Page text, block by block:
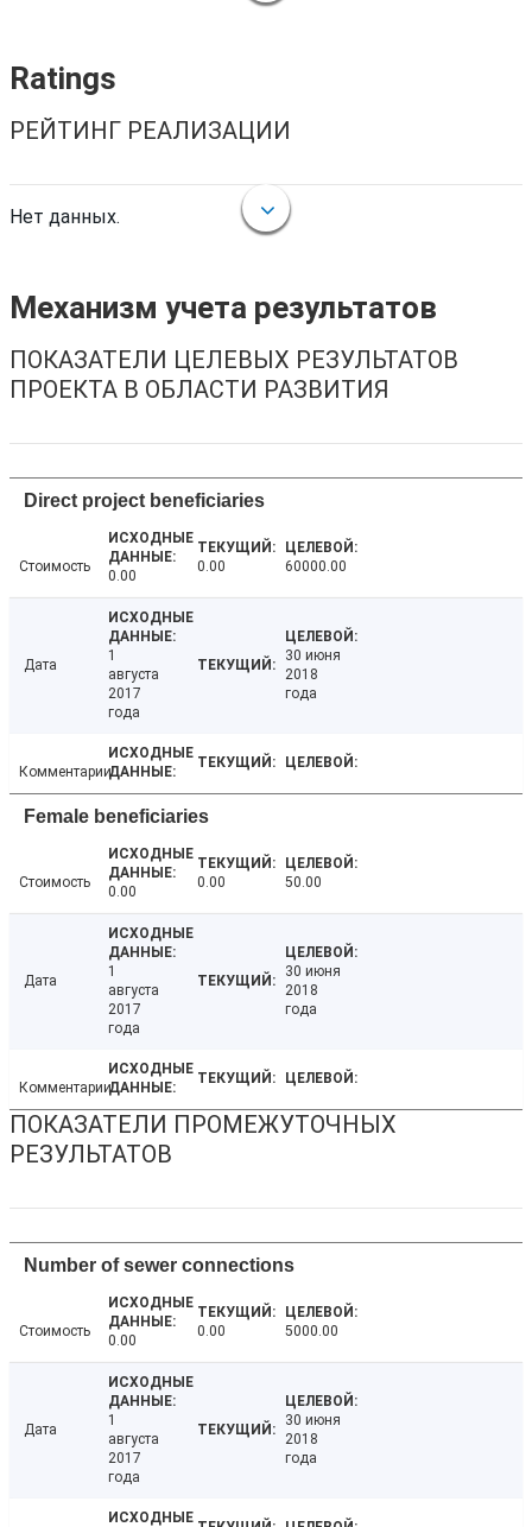
Ratings
РЕЙТИНГ РЕАЛИЗАЦИИ
Нет данных.
Механизм учета результатов
ПОКАЗАТЕЛИ ЦЕЛЕВЫХ РЕЗУЛЬТАТОВ
ПРОЕКТА В ОБЛАСТИ РАЗВИТИЯ
Direct project beneficiaries
Стоимость
0.00
0.00 60000.00
Дата
1
августа
2017
года
30 июня
2018
года
Комментарии
Female beneficiaries
Стоимость
0.00
0.00 50.00
Дата
1
августа
2017
года
30 июня
2018
года
Комментарии
ПОКАЗАТЕЛИ ПРОМЕЖУТОЧНЫХ
РЕЗУЛЬТАТОВ
Number of sewer connections
Стоимость
0.00
0.00 5000.00
Дата
1
августа
2017
года
30 июня
2018
года